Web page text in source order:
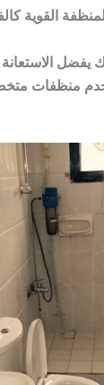
يفضل الاستعانة
منظفات